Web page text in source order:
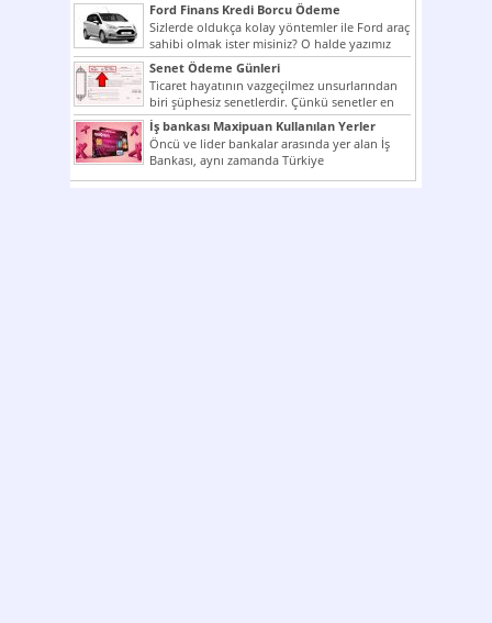
Ford Finans Kredi Borcu Ödeme
Sizlerde oldukça kolay yöntemler ile Ford araç
sahibi olmak ister misiniz? O halde yazımız
ilginizi...
Senet Ödeme Günleri
Ticaret hayatının vazgeçilmez unsurlarından
biri şüphesiz senetlerdir. Çünkü senetler en
çok kullanılan ödeme araçlarıdır. Taksitler...
İş bankası Maxipuan Kullanılan Yerler
Öncü ve lider bankalar arasında yer alan İş
Bankası, aynı zamanda Türkiye
Cumhuriyeti’nin ilk milli...